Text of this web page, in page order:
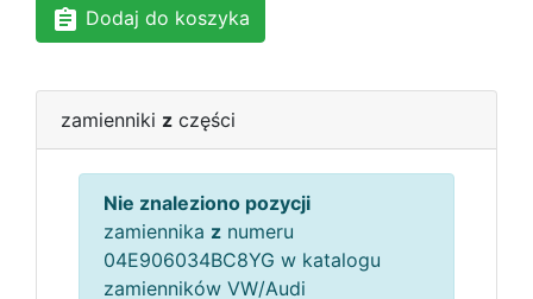
Dodaj do koszyka
zamienniki z części
Nie znaleziono pozycji
zamiennika z numeru
04E906034BC8YG w katalogu
zamienników VW/Audi